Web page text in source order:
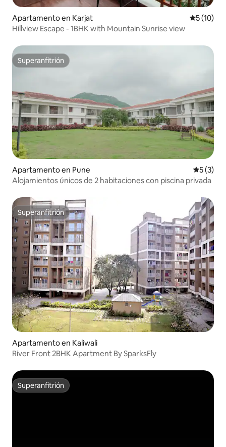
Apartamento en Karjat
5 (10)
Hillview Escape - 1BHK with Mountain Sunrise view
Superanfitrión
Superanfitrión
Apartamento en Pune
5 (3)
Alojamientos únicos de 2 habitaciones con piscina privada
Superanfitrión
Superanfitrión
Apartamento en Kaliwali
River Front 2BHK Apartment By SparksFly
Superanfitrión
Superanfitrión